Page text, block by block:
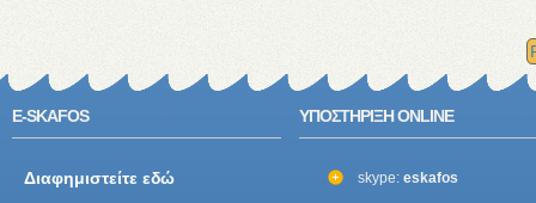
E-SKAFOS
Διαφημιστείτε εδώ
ΥΠΟΣΤΗΡΙΞΗ ONLINE
skype: eskafos